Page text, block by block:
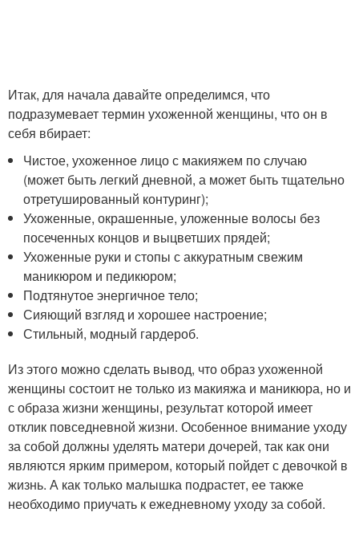
Итак, для начала давайте определимся, что
подразумевает термин ухоженной женщины, что он в
себя вбирает:
Чистое, ухоженное лицо с макияжем по случаю
(может быть легкий дневной, а может быть тщательно
отретушированный контуринг);
Ухоженные, окрашенные, уложенные волосы без
посеченных концов и выцветших прядей;
Ухоженные руки и стопы с аккуратным свежим
маникюром и педикюром;
Подтянутое энергичное тело;
Сияющий взгляд и хорошее настроение;
Стильный, модный гардероб.
Из этого можно сделать вывод, что образ ухоженной
женщины состоит не только из макияжа и маникюра, но и
с образа жизни женщины, результат которой имеет
отклик повседневной жизни. Особенное внимание уходу
за собой должны уделять матери дочерей, так как они
являются ярким примером, который пойдет с девочкой в
жизнь. А как только малышка подрастет, ее также
необходимо приучать к ежедневному уходу за собой.